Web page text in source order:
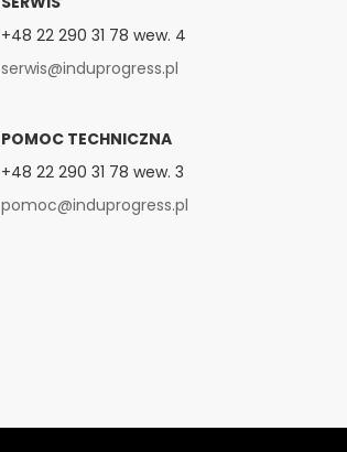
+48 22 290 31 78 wew. 4
serwis@induprogress.pl
POMOC TECHNICZNA
+48 22 290 31 78 wew. 3
pomoc@induprogress.pl